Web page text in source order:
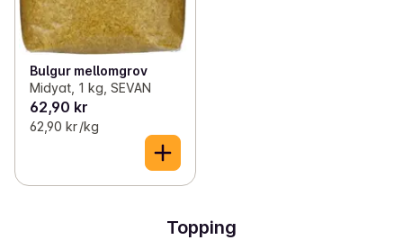
Bulgur mellomgrov
Midyat, 1 kg, SEVAN
62,90 kr
62,90 kr /kg
Topping